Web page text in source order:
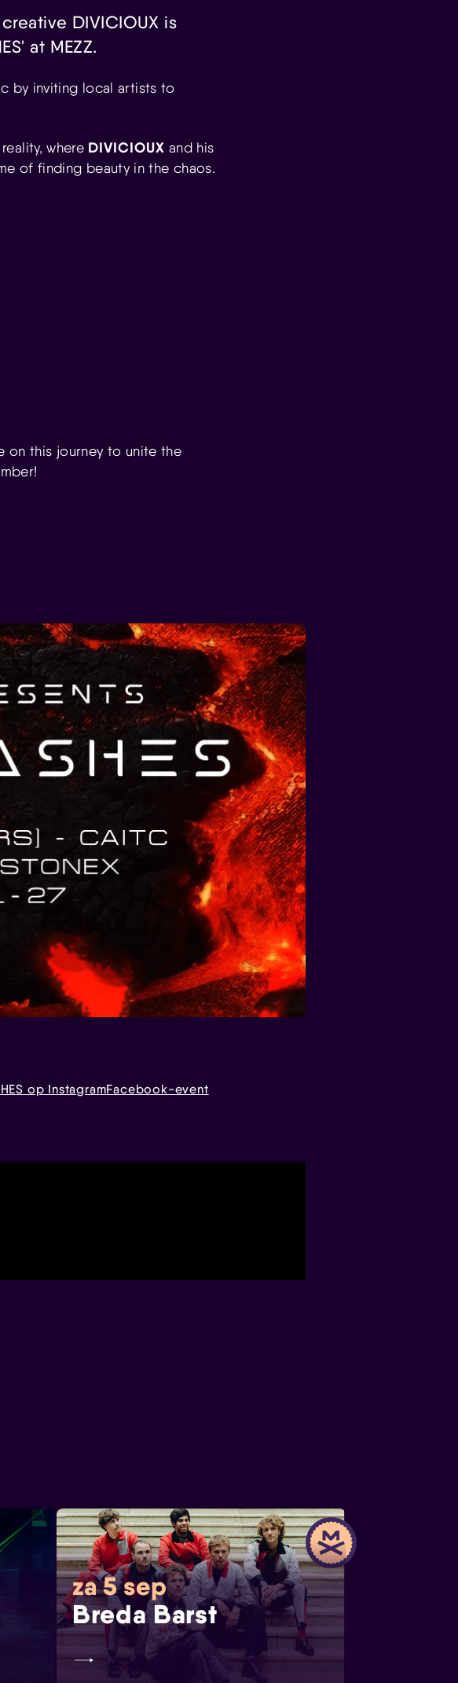
DIVICIOUX is
at MEZZ.
by inviting local artists to
where DIVICIOUX and his
of finding beauty in the chaos.
on this journey to unite the
op InstagramFacebook-event
za 5 sep
Breda Barst